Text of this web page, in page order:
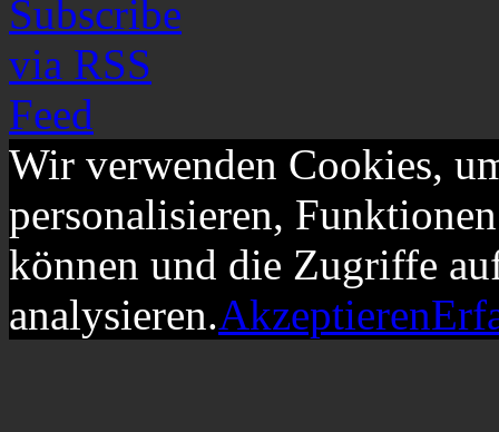
Wir verwenden Cookies,
personalisieren,
können und die Zugriffe
analysieren.Akzeptieren